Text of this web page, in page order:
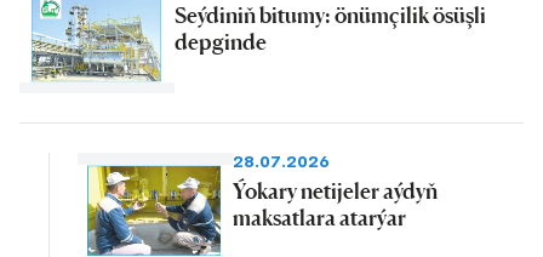
Seýdiniň bitumy: önümçilik ösüşli
depginde
28.07.2026
Ýokary netijeler aýdyň
maksatlara atarýar